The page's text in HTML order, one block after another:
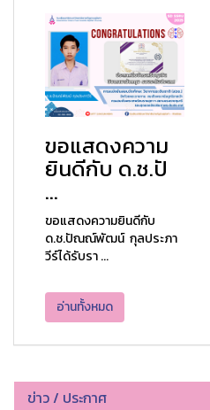
ขอแสดงความ
ยินดีกับ ด.ช.ปั
...
ขอแสดงความยินดีกับ
ด.ช.ปัณณ์พัฒน์ กุลประภา
วีร์ได้รับรา ...
อ่านทั้งหมด
ข่าว / ประกาศ